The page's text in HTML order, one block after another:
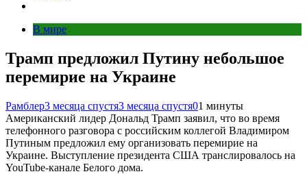
В мире
Трамп предложил Путину небольшое
перемирие на Украине
Рамблер3 месяца спустя3 месяца спустя01 минуты
Американский лидер Дональд Трамп заявил, что во время
телефонного разговора с российским коллегой Владимиром
Путиным предложил ему организовать перемирие на
Украине. Выступление президента США транслировалось на
YouTube-канале Белого дома.